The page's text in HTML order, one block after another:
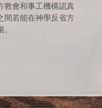
教會和事工機構認真
間若能在神學反省方